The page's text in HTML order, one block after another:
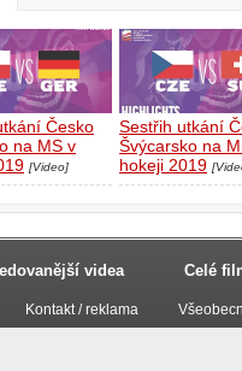
Česko
na MS v
[Video]
Sestřih utkání
Švýcarsko na
hokeji 2019
videa Celé
Kontakt / reklama